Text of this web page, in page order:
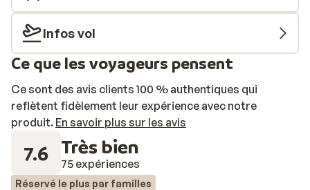
Infos vol
Ce que les voyageurs pensent
Ce sont des avis clients 100 % authentiques qui
reflètent fidèlement leur expérience avec notre
produit. En savoir plus sur les avis
7.6 Très bien
75 expériences
Réservé le plus par familles